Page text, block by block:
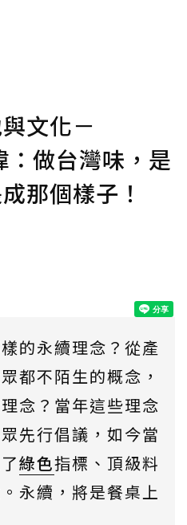
文化－
：做台灣味，是
那個樣子！
的永續理念？從產
都不陌生的概念，
念？當年這些理念
先行倡議，如今當
綠色指標、頂級料
永續，將是餐桌上